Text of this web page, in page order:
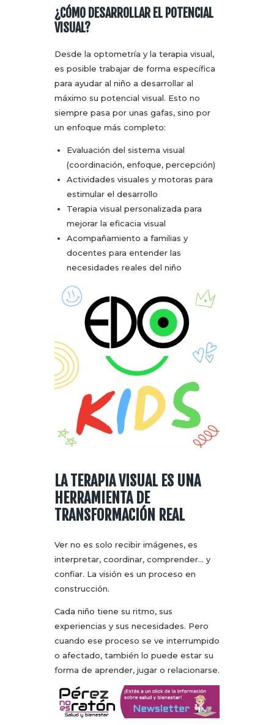
¿CÓMO DESARROLLAR EL POTENCIAL
VISUAL?
Desde la optometría y la terapia visual,
es posible trabajar de forma específica
para ayudar al niño a desarrollar al
máximo su potencial visual. Esto no
siempre pasa por unas gafas, sino por
un enfoque más completo:
Evaluación del sistema visual
(coordinación, enfoque, percepción)
Actividades visuales y motoras para
estimular el desarrollo
Terapia visual personalizada para
mejorar la eficacia visual
Acompañamiento a familias y
docentes para entender las
necesidades reales del niño
LA TERAPIA VISUAL ES UNA
HERRAMIENTA DE
TRANSFORMACIÓN REAL
Ver no es solo recibir imágenes, es
interpretar, coordinar, comprender… y
confiar. La visión es un proceso en
construcción.
Cada niño tiene su ritmo, sus
experiencias y sus necesidades. Pero
cuando ese proceso se ve interrumpido
o afectado, también lo puede estar su
forma de aprender, jugar o relacionarse.